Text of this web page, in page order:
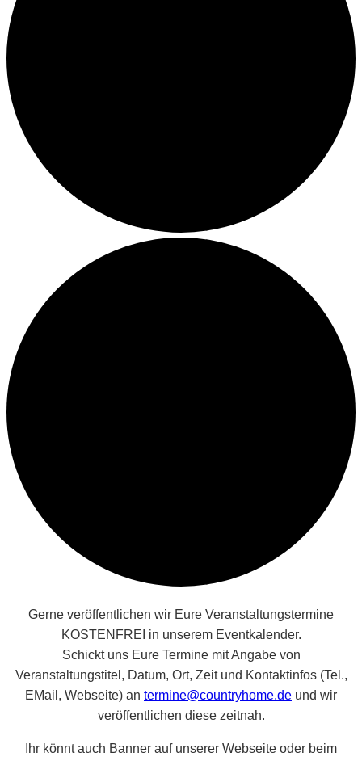
Gerne veröffentlichen wir Eure Veranstaltungstermine
KOSTENFREI in unserem Eventkalender.
Schickt uns Eure Termine mit Angabe von
Veranstaltungstitel, Datum, Ort, Zeit und Kontaktinfos (Tel.,
EMail, Webseite) an termine@countryhome.de und wir
veröffentlichen diese zeitnah.
Ihr könnt auch Banner auf unserer Webseite oder beim